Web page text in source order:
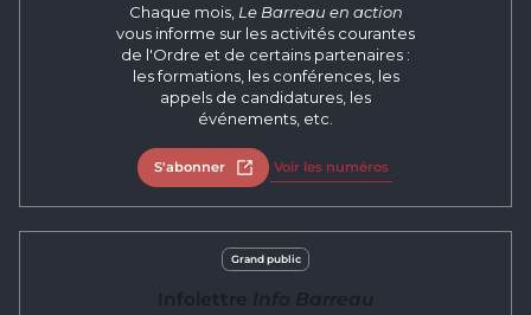
Chaque mois, Le Barreau en action
vous informe sur les activités courantes
de l'Ordre et de certains partenaires :
les formations, les conférences, les
appels de candidatures, les
événements, etc.
S'abonner Ouvrir dans un nouvel onglet
Voir les numéros
Grand public